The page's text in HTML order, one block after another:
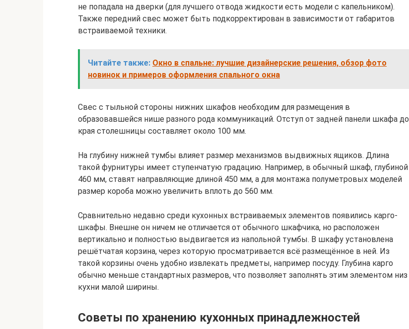
не попадала на дверки (для лучшего отвода жидкости есть модели с капельником).
Также передний свес может быть подкорректирован в зависимости от габаритов
встраиваемой техники.
Читайте также: Окно в спальне: лучшие дизайнерские решения, обзор фото
новинок и примеров оформления спального окна
Свес с тыльной стороны нижних шкафов необходим для размещения в
образовавшейся нише разного рода коммуникаций. Отступ от задней панели шкафа до
края столешницы составляет около 100 мм.
На глубину нижней тумбы влияет размер механизмов выдвижных ящиков. Длина
такой фурнитуры имеет ступенчатую градацию. Например, в обычный шкаф, глубиной
460 мм, ставят направляющие длиной 450 мм, а для монтажа полуметровых моделей
размер короба можно увеличить вплоть до 560 мм.
Сравнительно недавно среди кухонных встраиваемых элементов появились карго-
шкафы. Внешне он ничем не отличается от обычного шкафчика, но расположен
вертикально и полностью выдвигается из напольной тумбы. В шкафу установлена
решётчатая корзина, через которую просматривается всё размещённое в ней. Из
такой корзины очень удобно извлекать предметы, например посуду. Глубина карго
обычно меньше стандартных размеров, что позволяет заполнять этим элементом низ
кухни малой ширины.
Советы по хранению кухонных принадлежностей